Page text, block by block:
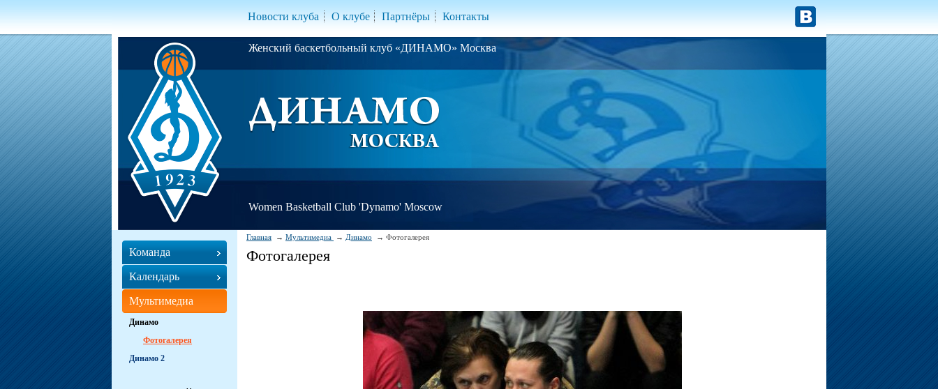
Новости клуба О клубе Партнёры Контакты
Женский баскетбольный клуб «ДИНАМО» Москва
Women Basketball Club 'Dynamo' Moscow
Главная Мультимедиа Динамо Фотогалерея
Фотогалерея
Команда
Календарь
Мультимедиа
Динамо
Фотогалерея
Динамо 2